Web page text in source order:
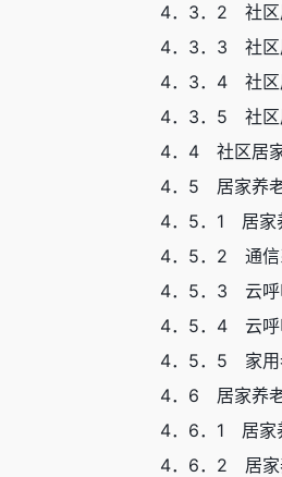
4．3．2 社
4．3．3 社区
4．3．4 社区
4．3．5 社区
4．4 社区居
4．5 居家养
4．5．1 居家
4．5．2 通
4．5．3 云呼
4．5．4 云
4．5．5 家
4．6 居家养
4．6．1 居家
4．6．2 居家